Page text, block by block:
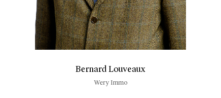
Bernard Louveaux
Wery Immo